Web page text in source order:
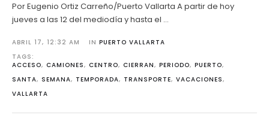
Por Eugenio Ortiz Carreño/Puerto Vallarta A partir de hoy
jueves a las 12 del mediodía y hasta el …
ABRIL 17, 12:32 AM IN PUERTO VALLARTA
TAGS:
ACCESO, CAMIONES, CENTRO, CIERRAN, PERIODO, PUERTO,
SANTA, SEMANA, TEMPORADA, TRANSPORTE, VACACIONES,
VALLARTA